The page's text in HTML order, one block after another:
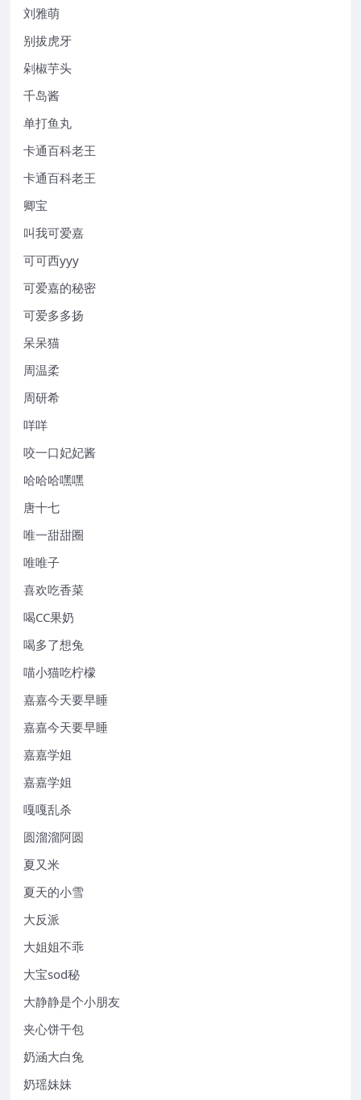
刘雅萌
别拔虎牙
剁椒芋头
千岛酱
单打鱼丸
卡通百科老王
卡通百科老王
卿宝
叫我可爱嘉
可可西yyy
可爱嘉的秘密
可爱多多扬
呆呆猫
周温柔
周研希
咩咩
咬一口妃妃酱
哈哈哈嘿嘿
唐十七
唯一甜甜圈
唯唯子
喜欢吃香菜
喝CC果奶
喝多了想兔
喵小猫吃柠檬
嘉嘉今天要早睡
嘉嘉今天要早睡
嘉嘉学姐
嘉嘉学姐
嘎嘎乱杀
圆溜溜阿圆
夏又米
夏天的小雪
大反派
大姐姐不乖
大宝sod秘
大静静是个小朋友
夹心饼干包
奶涵大白兔
奶瑶妹妹